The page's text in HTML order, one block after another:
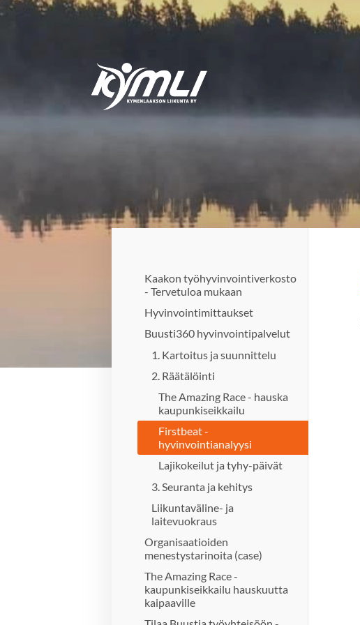
Kymlin uusi logo
Kaakon työhyvinvointiverkosto
- Tervetuloa mukaan
Hyvinvointimittaukset
Buusti360 hyvinvointipalvelut
1. Kartoitus ja suunnittelu
2. Räätälöinti
The Amazing Race - hauska
kaupunkiseikkailu
Firstbeat -
hyvinvointianalyysi
Lajikokeilut ja tyhy-päivät
3. Seuranta ja kehitys
Liikuntaväline- ja
laitevuokraus
Organisaatioiden
menestystarinoita (case)
The Amazing Race -
kaupunkiseikkailu hauskuutta
kaipaaville